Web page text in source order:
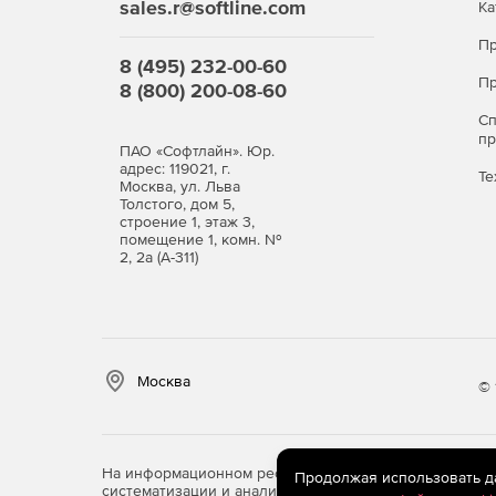
sales.r@softline.com
8 (495) 232-00-60
8 (800) 200-08-60
ПАО «Софтлайн». Юр.
адрес: 119021, г.
Москва, ул. Льва
Толстого, дом 5,
строение 1, этаж 3,
помещение 1, комн. №
2, 2а (А-311)
Москва ©
На информационном ресурсе store.softline.ru
систематизации и анализа сведений, относящихся
Продолжая использовать